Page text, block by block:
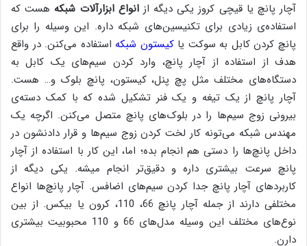
آچار پانچ یا قیچی کروز یکی دیگه ازانواع ابزارآلات شبکه‌ هست که
استفاده‌ی زیادی برای تکنیسین‌های شبکه داره. این وسیله را برای
پانچ کردن کابل به سوکت یاکیستون شبکهاستفاده می‌کنن. در واقع
هدف از استفاده از آچار پانچ، وارد کردن سیم‌های یک کابل به
دستگاه‌های مختلف مثل پچ پنل، کیستون، پانچ بلوک و… هست.
آچار پانچ از یک تیغه و یک فنر تشکیل شده که با کمک دسته‌ی
بیرونی زوج سیم‌ها را در بلوک‌های پانچ متصل می‌کنن. اگرچه یک
مهندس شبکه می‌تونه کار لخت کردن زوج سیم‌ها و قرار دادنشون در
داخل پانچ‌ها را دستی هم انجام بده؛ اما، این کار با استفاده از آچار
پانچ سرعت بیشتری داره و دقیق‌تر انجام میشه. یکی دیگه از
کاربردهای آچار پانچ جدا کردن سیم‌های اضافس. آچار پانچ‌ها انواع
مختلفی دارند از جمله آچار پانچ 66، 110، کرون یا بیکس. از بین
نوع‌های مختلف این وسیله مدل‌های 66 و 110 محبوبیت بیشتری
دارن.